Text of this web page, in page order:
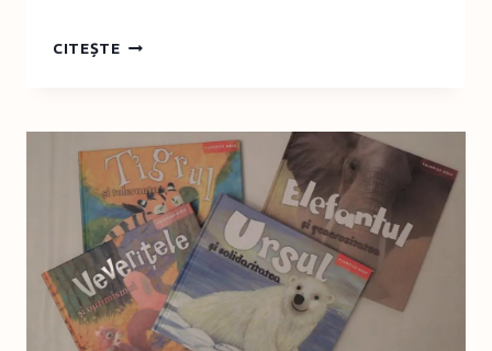
CITEȘTEGĂTEŞTE
POPESCU